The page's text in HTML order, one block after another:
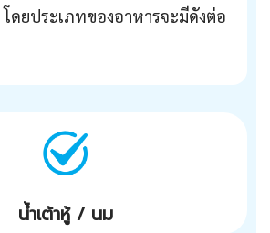
โดยประเภทของอาหารจะมีดังต่อ
น้ำเต้าหู้ / นม